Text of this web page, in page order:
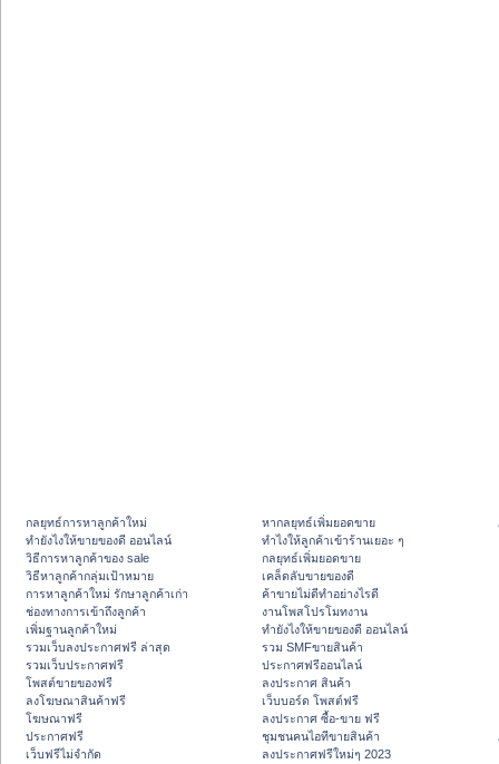
กลยุทธ์การหาลูกค้าใหม่
ทํายังไงให้ขายของดี ออนไลน์
วิธีการหาลูกค้าของ sale
วิธีหาลูกค้ากลุ่มเป้าหมาย
การหาลูกค้าใหม่ รักษาลูกค้าเก่า
ช่องทางการเข้าถึงลูกค้า
เพิ่มฐานลูกค้าใหม่
รวมเว็บลงประกาศฟรี ล่าสุด
รวมเว็บประกาศฟรี
โพสต์ขายของฟรี
ลงโฆษณาสินค้าฟรี
โฆษณาฟรี
ประกาศฟรี
เว็บฟรีไม่จำกัด
หากลยุทธ์เพิ่มยอดขาย
ทําไงให้ลูกค้าเข้าร้านเยอะ ๆ
กลยุทธ์เพิ่มยอดขาย
เคล็ดลับขายของดี
ค้าขายไม่ดีทำอย่างไรดี
งานโพสโปรโมทงาน
ทํายังไงให้ขายของดี ออนไลน์
รวม SMFขายสินค้า
ประกาศฟรีออนไลน์
ลงประกาศ สินค้า
เว็บบอร์ด โพสต์ฟรี
ลงประกาศ ซื้อ-ขาย ฟรี
ชุมชนคนไอทีขายสินค้า
ลงประกาศฟรีใหม่ๆ 2023